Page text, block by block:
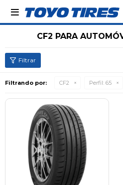

CF2 PARA
Filtrando por: CF2 Perfil: 65